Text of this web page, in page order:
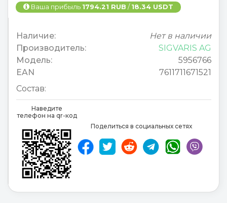
Ваша прибыль 1794.21 RUB / 18.34 USDT
Наличие:
Нет в наличии
Производитель:
SIGVARIS AG
Модель:
5956766
EAN
7611711671521
Состав:
Наведите
телефон на qr-код
Поделиться в социальных сетях